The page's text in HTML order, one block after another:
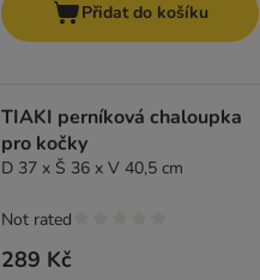
Přidat do košíku
TIAKI perníková chaloupka
pro kočky
D 37 x Š 36 x V 40,5 cm
289 Kč
Not rated